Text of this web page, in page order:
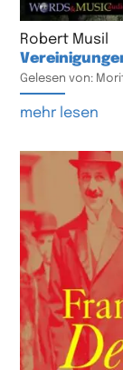
Robert Musil
Gelesen von:
mehr lesen